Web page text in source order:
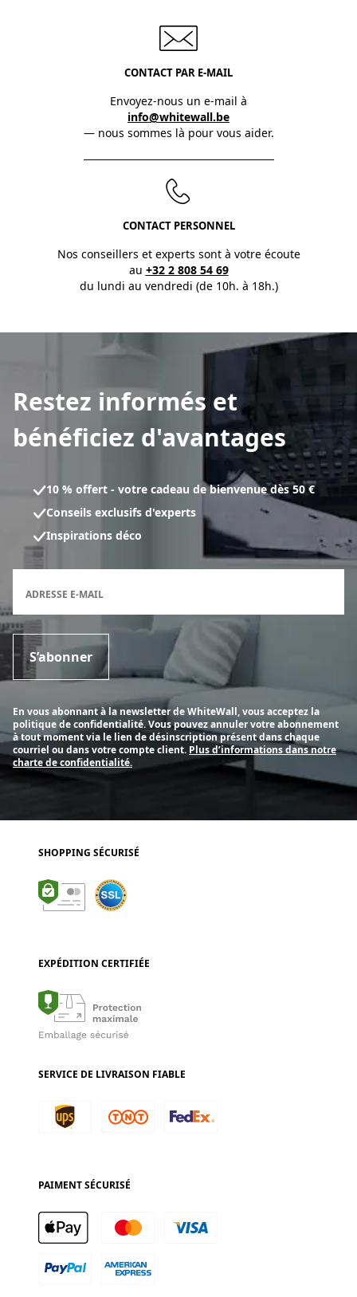
CONTACT PAR E-MAIL
Envoyez-nous un e-mail à
info@whitewall.be
— nous sommes là pour vous aider.
CONTACT PERSONNEL
Nos conseillers et experts sont à votre écoute
au +32 2 808 54 69
du lundi au vendredi (de 10h. à 18h.)
Restez informés et
bénéficiez d'avantages
10 % offert - votre cadeau de bienvenue dès 50 €
Conseils exclusifs d'experts
Inspirations déco
ADRESSE E-MAIL
S’abonner
En vous abonnant à la newsletter de WhiteWall, vous acceptez la
politique de confidentialité. Vous pouvez annuler votre abonnement
à tout moment via le lien de désinscription présent dans chaque
courriel ou dans votre compte client. Plus d’informations dans notre
charte de confidentialité.
SHOPPING SÉCURISÉ
EXPÉDITION CERTIFIÉE
SERVICE DE LIVRAISON FIABLE
PAIMENT SÉCURISÉ